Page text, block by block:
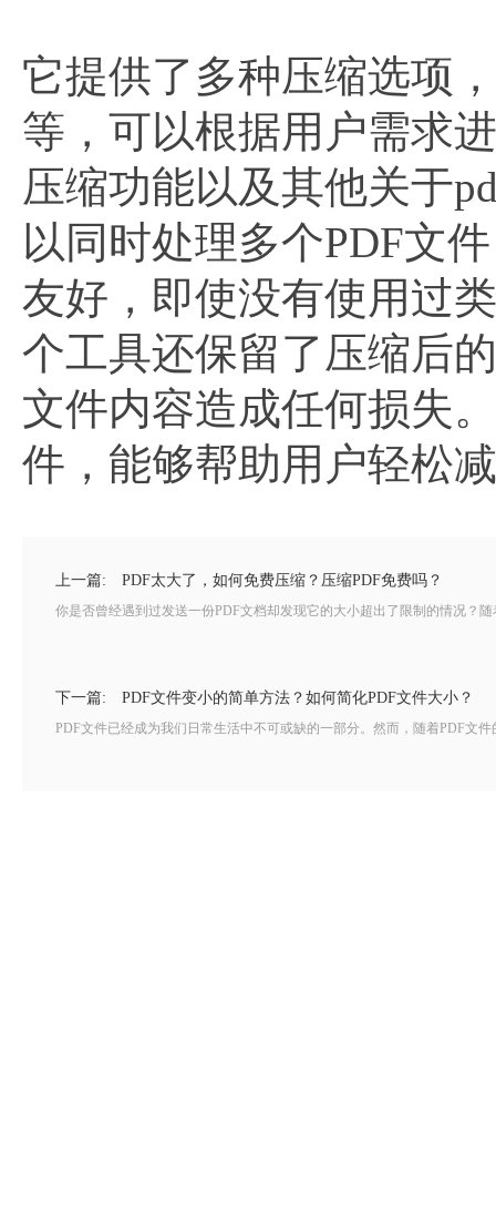
它提供了多种压缩选项
等，可以根据用户需求
压缩功能以及其他关于
以同时处理多个PDF文
友好，即使没有使用过
个工具还保留了压缩后
文件内容造成任何损失
件，能够帮助用户轻松
上一篇: PDF太大了，如何免费压缩？压缩PDF免费吗？
你是否曾经遇到过发送一份PDF文档却发现它的大小超出了限制的情况？
下一篇: PDF文件变小的简单方法？如何简化PDF文件大小？
PDF文件已经成为我们日常生活中不可或缺的一部分。然而，随着PDF文